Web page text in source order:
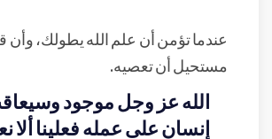
عندما تؤمن أن علم الله يطولك، وأن
مستحيل أن تعصيه.
الله عز وجل موجود
إنسان على عمله فعلينا ألا